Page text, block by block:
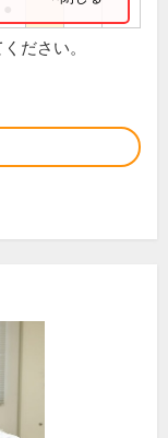
ださい。